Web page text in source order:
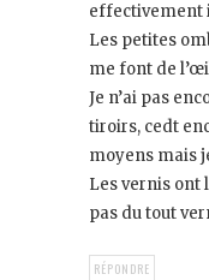
effectivement
Les petites
me font de
Je n’ai pas
tiroirs, cedt
moyens mais
Les vernis ont
pas du tout
RÉPONDRE